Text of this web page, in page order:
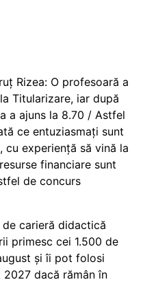
Rizea: O profesoară a
Titularizare, iar după
a ajuns la 8.70 / Astfel
ce entuziasmați sunt
cu experiență să vină la
financiare sunt
de concurs
de carieră didactică
primesc cei 1.500 de
și îi pot folosi
2027 dacă rămân în